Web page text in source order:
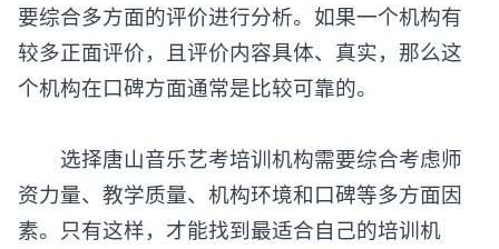
要综合多方面的评价进行分析。如果一个机构有
较多正面评价，且评价内容具体、真实，那么这
个机构在口碑方面通常是比较可靠的。
选择唐山音乐艺考培训机构需要综合考虑师
资力量、教学质量、机构环境和口碑等多方面因
素。只有这样，才能找到最适合自己的培训机